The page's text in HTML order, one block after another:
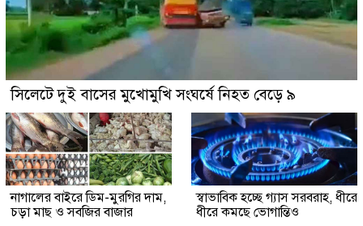
সিলেটে দুই বাসের মুখোমুখি সংঘর্ষে নিহত বেড়ে ৯
নাগালের বাইরে ডিম-মুরগির দাম,
চড়া মাছ ও সবজির বাজার
স্বাভাবিক হচ্ছে গ্যাস সরবরাহ, ধীরে
ধীরে কমছে ভোগান্তিও